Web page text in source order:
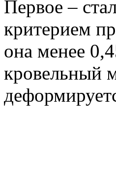
Первое –
критерием
она менее
кровельный